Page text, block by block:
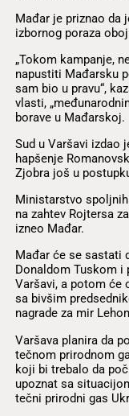
Mađar je priznao da
izbornog poraza
„Tokom kampanje,
napustiti Mađarsku
sam bio u pravu“,
vlasti,
borave u Mađarskoj.
Sud u Varšavi izdao
hapšenje
Zjobra još u
Ministarstvo
na zahtev Rojtersa
izneo Mađar.
Mađar će se sastati
Donaldom Tuskom i
Varšavi, a potom će
sa bivšim
nagrade za mir
Varšava planira da
tečnom prirodnom
koji bi trebalo da
upoznat sa
tečni prirodni gas